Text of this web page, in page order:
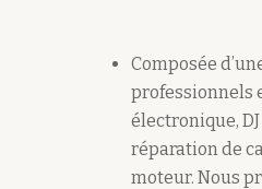
Composée
professionnels
électronique,
réparation de
moteur. Nous